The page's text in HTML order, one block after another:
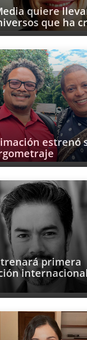
quiere
que ha
estrenó
primera